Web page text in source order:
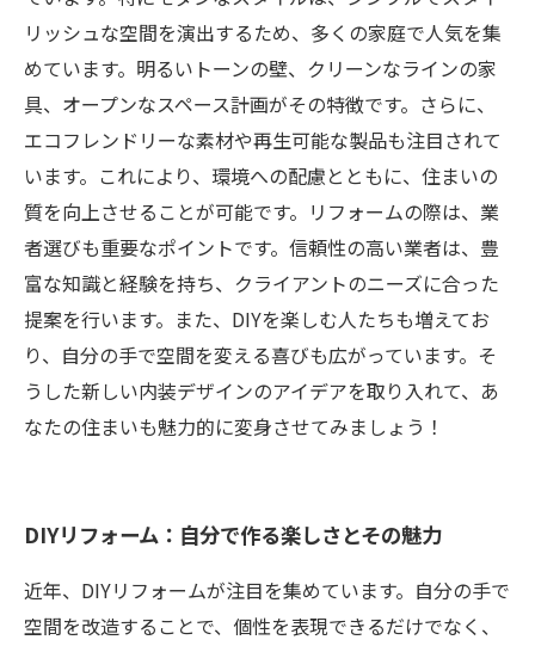
リッシュな空間を演出するため、多くの家庭で人気を集
めています。明るいトーンの壁、クリーンなラインの家
具、オープンなスペース計画がその特徴です。さらに、
エコフレンドリーな素材や再生可能な製品も注目されて
います。これにより、環境への配慮とともに、住まいの
質を向上させることが可能です。リフォームの際は、業
者選びも重要なポイントです。信頼性の高い業者は、豊
富な知識と経験を持ち、クライアントのニーズに合った
提案を行います。また、DIYを楽しむ人たちも増えてお
り、自分の手で空間を変える喜びも広がっています。そ
うした新しい内装デザインのアイデアを取り入れて、あ
なたの住まいも魅力的に変身させてみましょう！
DIYリフォーム：自分で作る楽しさとその魅力
近年、DIYリフォームが注目を集めています。自分の手で
空間を改造することで、個性を表現できるだけでなく、